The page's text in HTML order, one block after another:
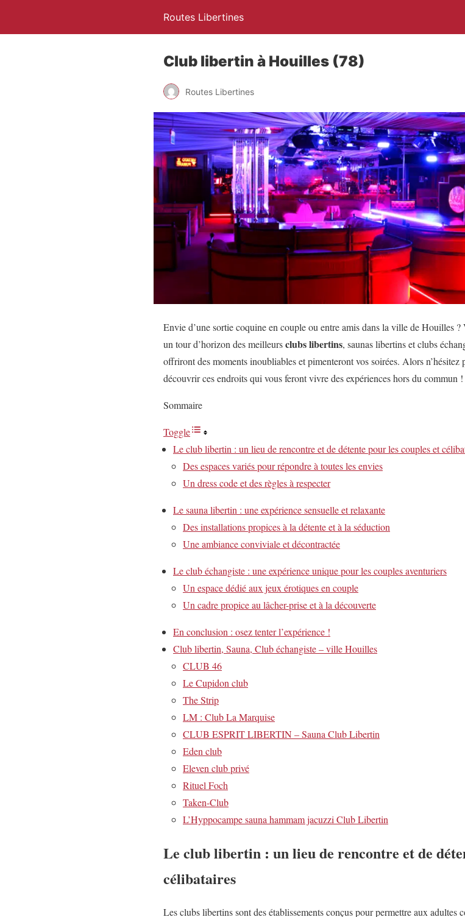
Routes Libertines
Club libertin à Houilles (78)
Routes Libertines
Envie d’une sortie coquine en couple ou entre amis dans la ville de Houilles
un tour d’horizon des meilleursclubs libertins, saunas libertins et clubs
offriront des moments inoubliables et pimenteront vos soirées. Alors
découvrir ces endroits qui vous feront vivre des expériences hors du commun !
Sommaire
Toggle
Le club libertin : un lieu de rencontre et de détente pour les couples et
Des espaces variés pour répondre à toutes les envies
Un dress code et des règles à respecter
Le sauna libertin : une expérience sensuelle et relaxante
Des installations propices à la détente et à la séduction
Une ambiance conviviale et décontractée
Le club échangiste : une expérience unique pour les couples aventuriers
Un espace dédié aux jeux érotiques en couple
Un cadre propice au lâcher-prise et à la découverte
En conclusion : osez tenter l’expérience !
Club libertin, Sauna, Club échangiste – ville Houilles
CLUB 46
Le Cupidon club
The Strip
LM : Club La Marquise
CLUB ESPRIT LIBERTIN – Sauna Club Libertin
Eden club
Eleven club privé
Rituel Foch
Taken-Club
L’Hyppocampe sauna hammam jacuzzi Club Libertin
Le club libertin : un lieu de rencontre et de
célibataires
Les clubs libertins sont des établissements conçus pour permettre aux adultes